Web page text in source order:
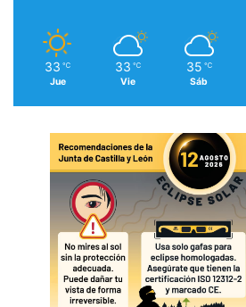
33 ℃
Jue
33 ℃
Vie
35 ℃
Sáb